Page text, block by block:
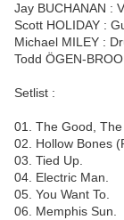
Jay BUCHANAN :
Scott HOLIDAY :
Michael MILEY :
Todd ÖGEN-
Setlist :
01. The Good,
02. Hollow Bones
03. Tied Up.
04. Electric Man.
05. You Want To.
06. Memphis Sun.